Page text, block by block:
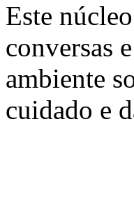
Este
conversas
ambiente
cuidado e